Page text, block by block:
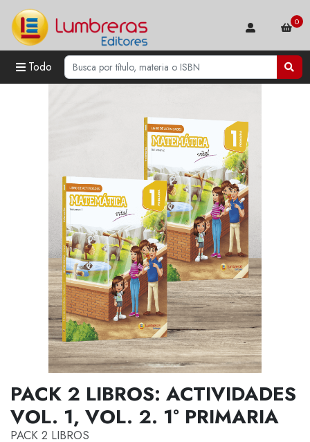
Todo
0
PACK 2 LIBROS: ACTIVIDADES
VOL. 1, VOL. 2. 1° PRIMARIA
PACK 2 LIBROS